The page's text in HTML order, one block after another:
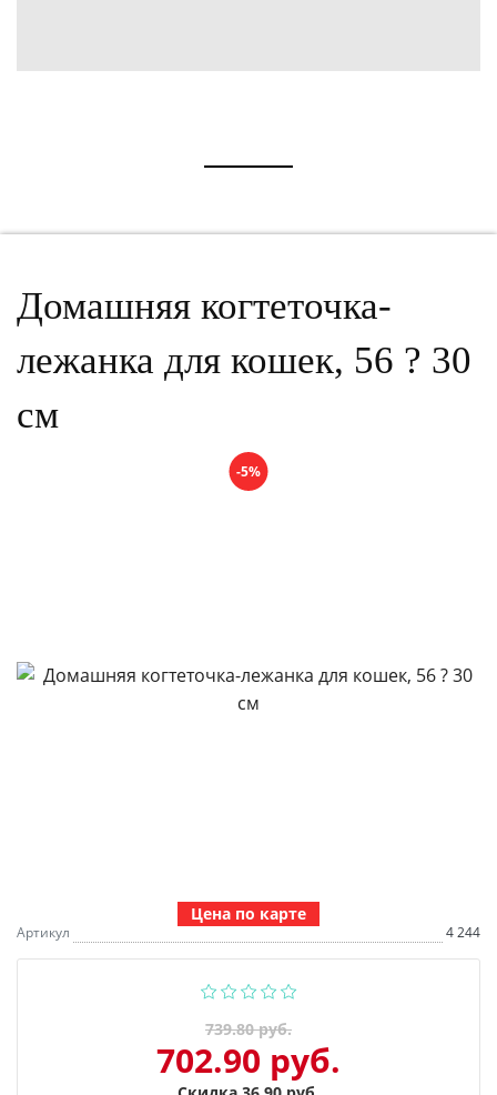
Домашняя когтеточка-
лежанка для кошек, 56 ? 30
см
Цена по карте
-5%
Артикул 4 244
739.80 руб.
702.90 руб.